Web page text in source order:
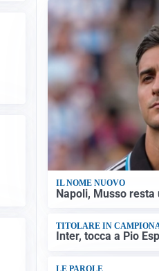
IL NOME NUOVO
Napoli, Musso resta
TITOLARE IN
Inter, tocca a Pio
LE PAROLE